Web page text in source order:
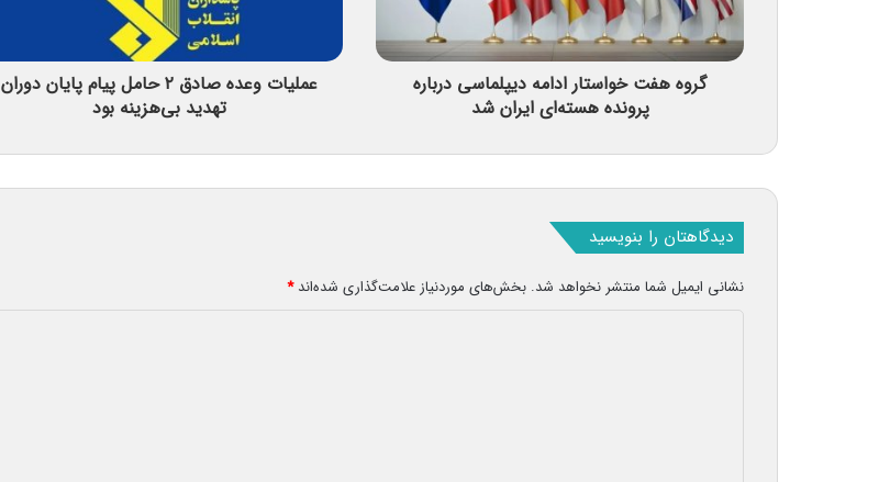
گروه هفت خواستار ادامه دیپلماسی درباره
پرونده هسته‌ای ایران شد
عملیات وعده صادق ۲ حامل پیام پایان دوران
تهدید بی‌هزینه بود
دیدگاهتان را بنویسید
نشانی ایمیل شما منتشر نخواهد شد. بخش‌های موردنیاز علامت‌گذاری شده‌اند*